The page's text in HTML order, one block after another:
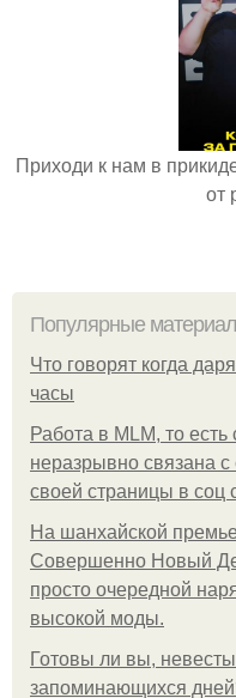
Приходи к нам в
от
Популярные
Что говорят когда
часы
Работа в MLM, то
неразрывно связана с
своей страницы в соц
На шанхайской
Совершенно Новый
просто очередной
высокой моды.
Готовы ли вы,
запоминающихся